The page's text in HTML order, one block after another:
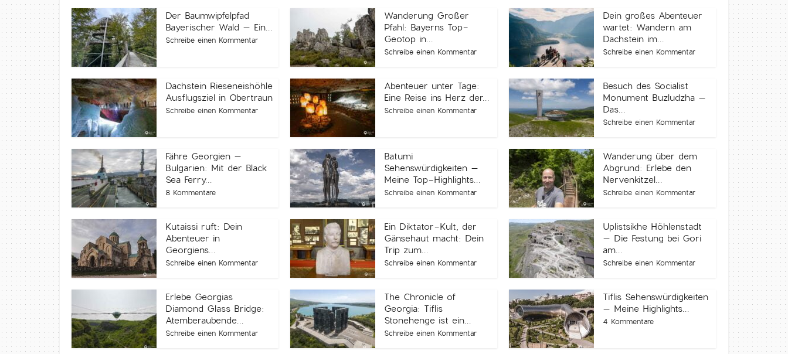
Der Baumwipfelpfad
Bayerischer Wald – Ein...
Schreibe einen Kommentar
Wanderung Großer
Pfahl: Bayerns Top-
Geotop in...
Schreibe einen Kommentar
Dein großes Abenteuer
wartet: Wandern am
Dachstein im...
Schreibe einen Kommentar
Dachstein Rieseneishöhle
Ausflugsziel in Obertraun
Schreibe einen Kommentar
Abenteuer unter Tage:
Eine Reise ins Herz der...
Schreibe einen Kommentar
Besuch des Socialist
Monument Buzludzha –
Das...
Schreibe einen Kommentar
Fähre Georgien –
Bulgarien: Mit der Black
Sea Ferry...
8 Kommentare
Batumi
Sehenswürdigkeiten –
Meine Top-Highlights...
Schreibe einen Kommentar
Wanderung über dem
Abgrund: Erlebe den
Nervenkitzel...
Schreibe einen Kommentar
Kutaissi ruft: Dein
Abenteuer in
Georgiens...
Schreibe einen Kommentar
Ein Diktator-Kult, der
Gänsehaut macht: Dein
Trip zum...
Schreibe einen Kommentar
Uplistsikhe Höhlenstadt
– Die Festung bei Gori
am...
Schreibe einen Kommentar
Erlebe Georgias
Diamond Glass Bridge:
Atemberaubende...
Schreibe einen Kommentar
The Chronicle of
Georgia: Tiflis
Stonehenge ist ein...
Schreibe einen Kommentar
Tiflis Sehenswürdigkeiten
– Meine Highlights...
4 Kommentare